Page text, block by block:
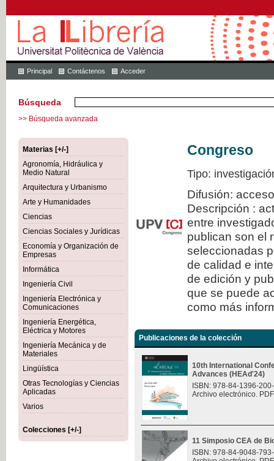
Principal Contáctenos Acceder
Búsqueda
>> Búsqueda avanzada
Materias [+/-]
Agronomía, Hidráulica y
Medio Natural
Arquitectura y Urbanismo
Arte y Humanidades
Ciencias
Ciencias Sociales y Jurídicas
Economía y Organización de
Empresas
Informática
Ingeniería Civil
Ingeniería Electrónica y
Comunicaciones
Ingeniería Energética,
Eléctrica y Motores
Ingeniería Mecánica y de
Materiales
Lingüística
Otras Tecnologías y Ciencias
Aplicadas
Varios
Colecciones [+/-]
Congreso
Tipo:
Difusión:
Descripción :
entre
publican son el
seleccionadas
de calidad e
de edición y
que se puede
como más
Publicaciones de la colección
10th International
Advances (HEAd'24)
ISBN: 978-84-1396-
Archivo electrónico.
11 Simposio CEA de
ISBN: 978-84-9048-